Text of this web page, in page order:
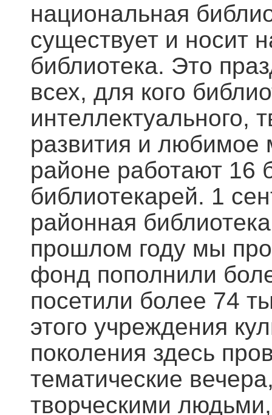
национальная
существует и носит
библиотека. Это
всех, для кого
интеллектуального,
развития и любимое
районе работают 16
библиотекарей. 1
районная
прошлом году мы
фонд пополнили
посетили более 74
этого учреждения
поколения здесь
тематические
творческими